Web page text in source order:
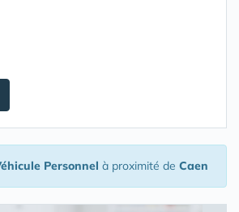
Personnel à proximité de Caen